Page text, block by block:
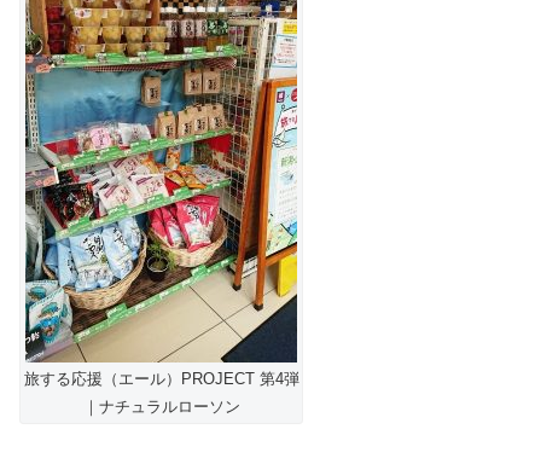
旅する応援（エール）PROJECT 第4弾
｜ナチュラルローソン